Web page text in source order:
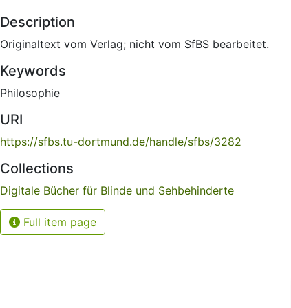
Description
Originaltext vom Verlag; nicht vom SfBS bearbeitet.
Keywords
Philosophie
URI
https://sfbs.tu-dortmund.de/handle/sfbs/3282
Collections
Digitale Bücher für Blinde und Sehbehinderte
Full item page